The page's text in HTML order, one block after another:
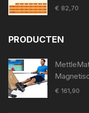
medische
€ 82,70
PRODUCTEN
Monitor -
€ 161,90